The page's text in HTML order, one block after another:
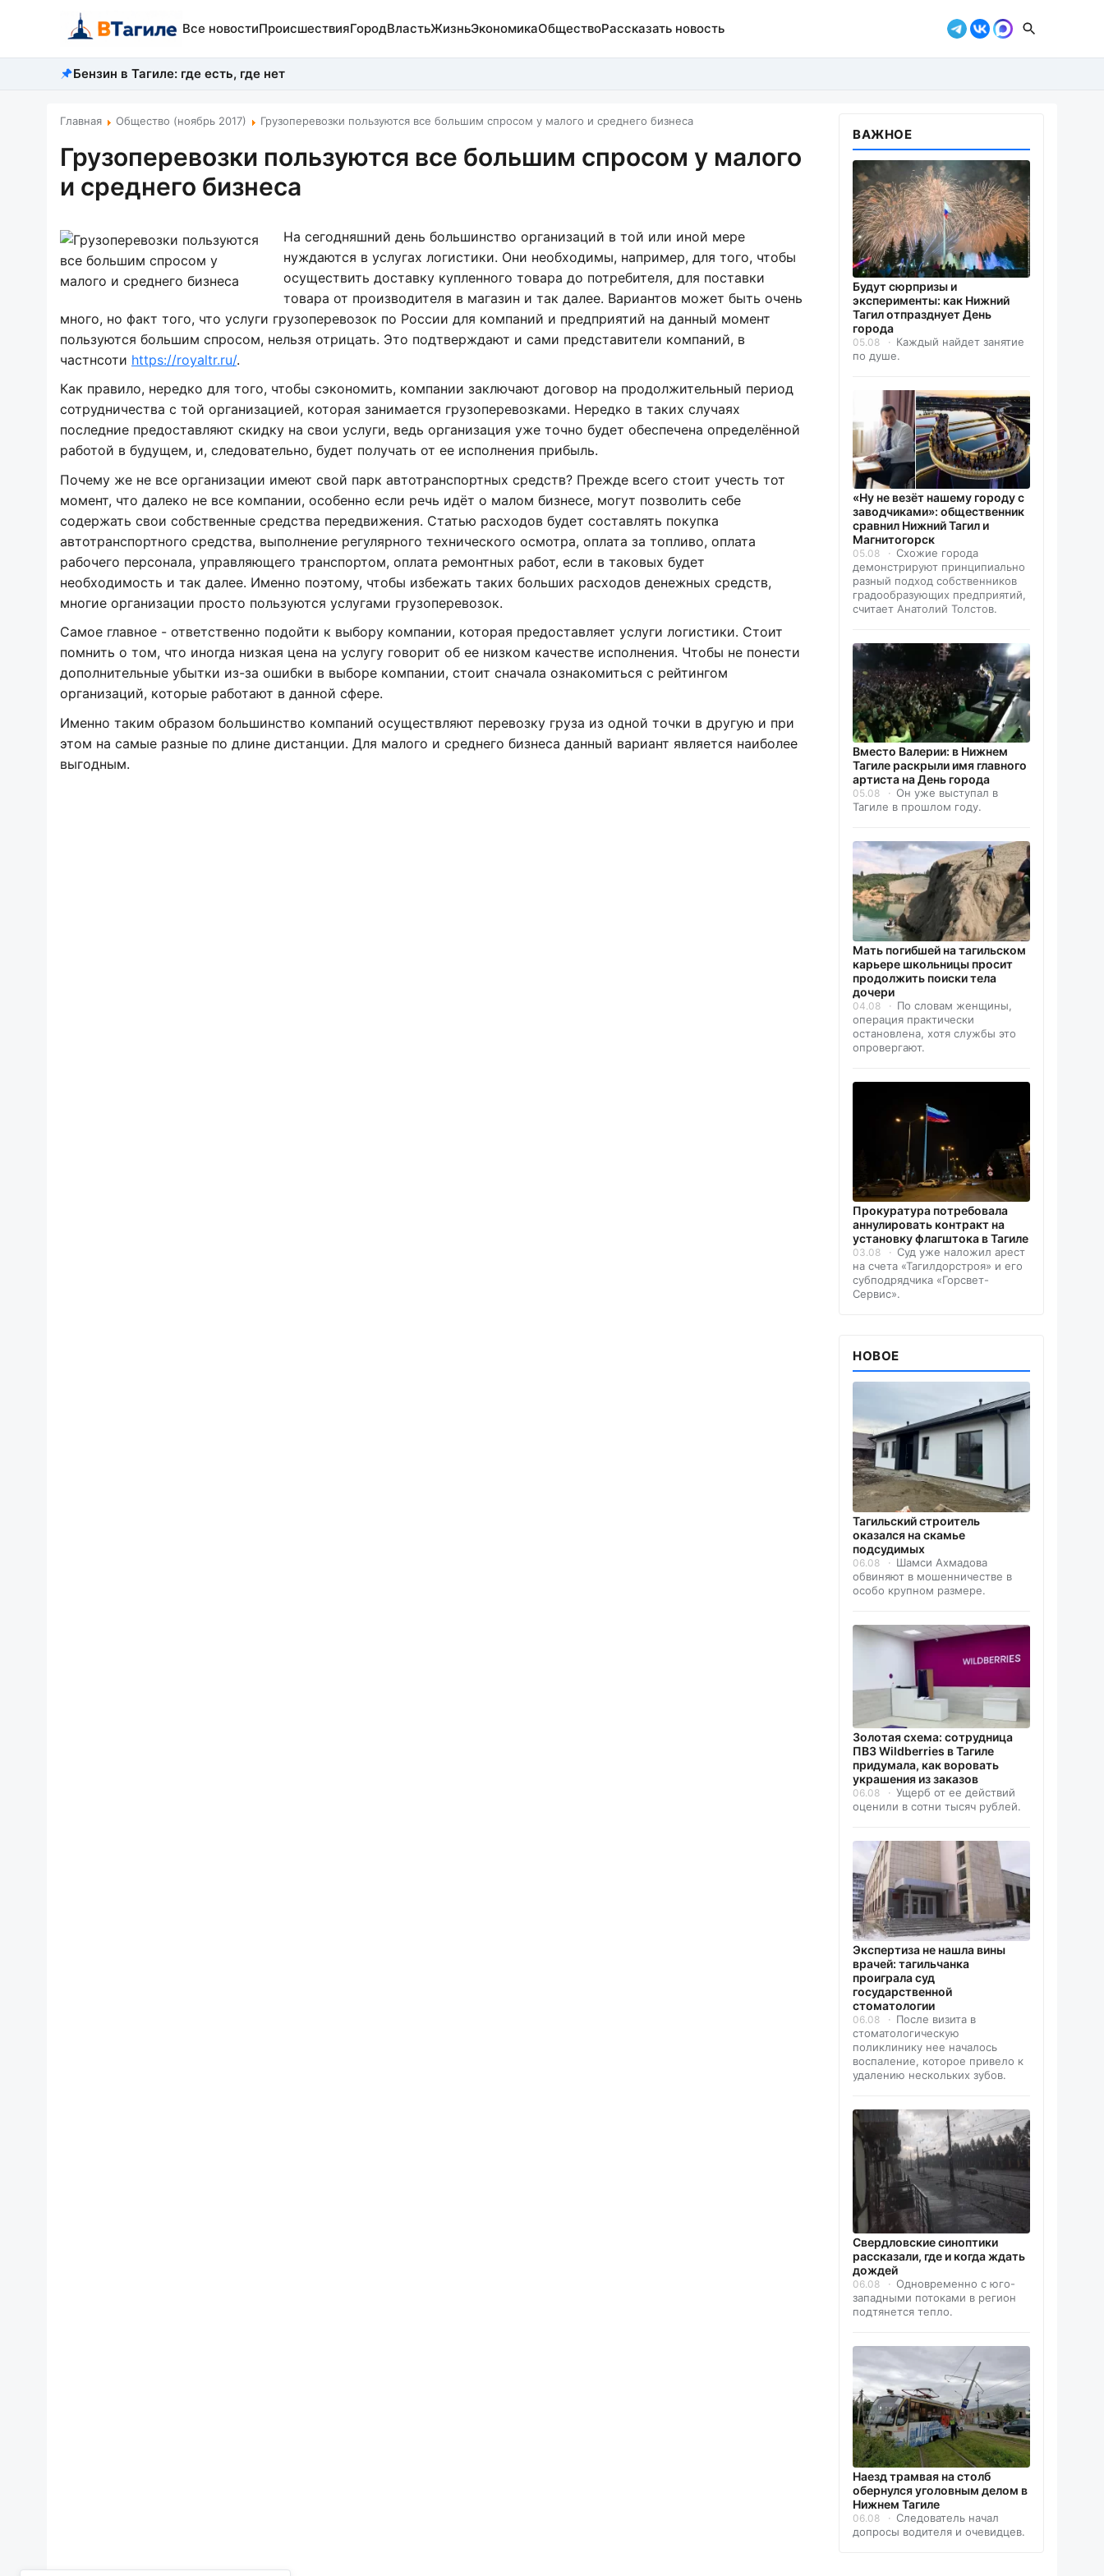
Все новостиПроисшествияГородВластьЖизньЭкономикаОбществоРассказать новость
Бензин в Тагиле: где есть, где нет
Главная Общество (ноябрь 2017) Грузоперевозки пользуются все большим спросом у малого и среднего бизнеса
Грузоперевозки пользуются все большим спросом у малого
и среднего бизнеса
На сегодняшний день большинство организаций в той или иной мере
нуждаются в услугах логистики. Они необходимы, например, для того, чтобы
осуществить доставку купленного товара до потребителя, для поставки
товара от производителя в магазин и так далее. Вариантов может быть очень
много, но факт того, что услуги грузоперевозок по России для компаний и предприятий на данный момент
пользуются большим спросом, нельзя отрицать. Это подтверждают и сами представители компаний, в
частнсоти https://royaltr.ru/.
Как правило, нередко для того, чтобы сэкономить, компании заключают договор на продолжительный период
сотрудничества с той организацией, которая занимается грузоперевозками. Нередко в таких случаях
последние предоставляют скидку на свои услуги, ведь организация уже точно будет обеспечена определённой
работой в будущем, и, следовательно, будет получать от ее исполнения прибыль.
Почему же не все организации имеют свой парк автотранспортных средств? Прежде всего стоит учесть тот
момент, что далеко не все компании, особенно если речь идёт о малом бизнесе, могут позволить себе
содержать свои собственные средства передвижения. Статью расходов будет составлять покупка
автотранспортного средства, выполнение регулярного технического осмотра, оплата за топливо, оплата
рабочего персонала, управляющего транспортом, оплата ремонтных работ, если в таковых будет
необходимость и так далее. Именно поэтому, чтобы избежать таких больших расходов денежных средств,
многие организации просто пользуются услугами грузоперевозок.
Самое главное - ответственно подойти к выбору компании, которая предоставляет услуги логистики. Стоит
помнить о том, что иногда низкая цена на услугу говорит об ее низком качестве исполнения. Чтобы не понести
дополнительные убытки из-за ошибки в выборе компании, стоит сначала ознакомиться с рейтингом
организаций, которые работают в данной сфере.
Именно таким образом большинство компаний осуществляют перевозку груза из одной точки в другую и при
этом на самые разные по длине дистанции. Для малого и среднего бизнеса данный вариант является наиболее
выгодным.
ВАЖНОЕ
Будут сюрпризы и
эксперименты: как Нижний
Тагил отпразднует День
города
05.08
Каждый найдет занятие
по душе.
«Ну не везёт нашему городу с
заводчиками»: общественник
сравнил Нижний Тагил и
Магнитогорск
05.08
Схожие города
демонстрируют принципиально
разный подход собственников
градообразующих предприятий,
считает Анатолий Толстов.
Вместо Валерии: в Нижнем
Тагиле раскрыли имя главного
артиста на День города
05.08
Он уже выступал в
Тагиле в прошлом году.
Мать погибшей на тагильском
карьере школьницы просит
продолжить поиски тела
дочери
04.08
По словам женщины,
операция практически
остановлена, хотя службы это
опровергают.
Прокуратура потребовала
аннулировать контракт на
установку флагштока в Тагиле
03.08
Суд уже наложил арест
на счета «Тагилдорстроя» и его
субподрядчика «Горсвет-
Сервис».
НОВОЕ
Тагильский строитель
оказался на скамье
подсудимых
06.08
Шамси Ахмадова
обвиняют в мошенничестве в
особо крупном размере.
Золотая схема: сотрудница
ПВЗ Wildberries в Тагиле
придумала, как воровать
украшения из заказов
06.08
Ущерб от ее действий
оценили в сотни тысяч рублей.
Экспертиза не нашла вины
врачей: тагильчанка
проиграла суд
государственной
стоматологии
06.08
После визита в
стоматологическую
поликлинику нее началось
воспаление, которое привело к
удалению нескольких зубов.
Свердловские синоптики
рассказали, где и когда ждать
дождей
06.08
Одновременно с юго-
западными потоками в регион
подтянется тепло.
Наезд трамвая на столб
обернулся уголовным делом в
Нижнем Тагиле
06.08
Следователь начал
допросы водителя и очевидцев.